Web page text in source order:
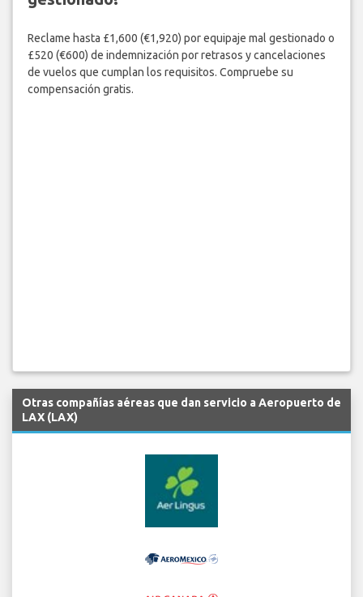
Reclame hasta £1,600 (€1,920) por equipaje mal gestionado o
£520 (€600) de indemnización por retrasos y cancelaciones
de vuelos que cumplan los requisitos. Compruebe su
compensación gratis.
Otras compañías aéreas que dan servicio a Aeropuerto de
LAX (LAX)